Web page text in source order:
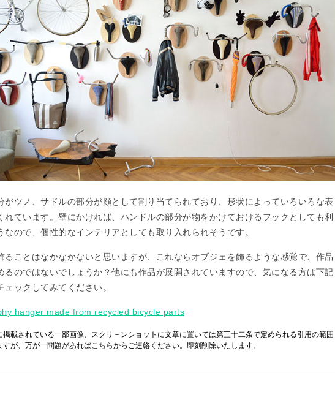
がツノ、サドルの部分が顔として割り当てられており、形状によっていろいろな表
れています。壁にかければ、ハンドルの部分が物をかけておけるフックとしても利
なので、個性的なインテリアとしても取り入れられそうです。
ることはなかなかないと思いますが、これならオブジェを飾るような感覚で、作品
るのではないでしょうか？他にも作品が展開されていますので、気になる方は下記
ェックしてみてください。
hanger made from recycled bicycle parts
載されている一部画像、スクリ－ンショットに文章に置いては第三十二条で定められる引用の範囲
すが、万が一問題があればこちらからご連絡ください。即刻削除いたします。